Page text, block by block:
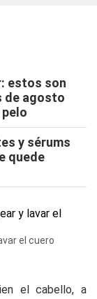
estos son
de agosto
y sérums
quede
el cuero
el cabello, a